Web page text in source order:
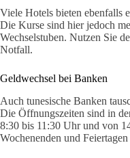
Viele Hotels bieten ebenfalls
Die Kurse sind hier jedoch
Wechselstuben. Nutzen Sie
Notfall.
Geldwechsel bei Banken
Auch tunesische Banken
Die Öffnungszeiten sind in
8:30 bis 11:30 Uhr und von
Wochenenden und